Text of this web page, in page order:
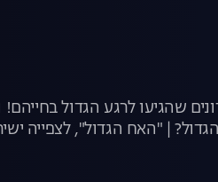
שהגיעו לרגע הגדול
| "האח הגדול", לצפייה